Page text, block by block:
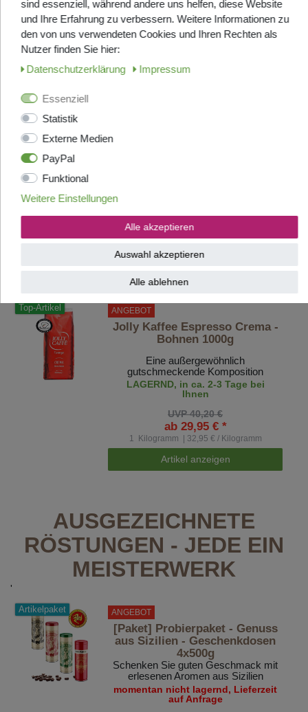
Kommt frisch aus Italien, Lieferzeit
ca. 7-9 Tage
1 Kilogramm | 32,49 € / Kilogramm
Ihnen
ab 25,95 € *
Top-Artikel ANGEBOT
Jolly Kaffee Espresso Crema -
Bohnen 1000g
Eine außergewöhnlich
gutschmeckende Komposition
LAGERND, in ca. 2-3 Tage bei
Ihnen
UVP 40,20 €
ab 29,95 € *
1 Kilogramm | 32,95 € / Kilogramm
Artikel anzeigen
AUSGEZEICHNETE
RÖSTUNGEN - JEDE EIN
MEISTERWERK
'
Artikelpaket ANGEBOT
[Paket] Probierpaket - Genuss
aus Sizilien - Geschenkdosen
4x500g
Schenken Sie guten Geschmack mit
erlesenen Aromen aus Sizilien
momentan nicht lagernd, Lieferzeit
auf Anfrage
sind essenziell, während andere uns helfen, diese Website
und Ihre Erfahrung zu verbessern. Weitere Informationen zu
den von uns verwendeten Cookies und Ihren Rechten als
Nutzer finden Sie hier:
Daten­schutz­erklärung
Impressum
Essenziell
Statistik
Externe Medien
PayPal
Funktional
Weitere Einstellungen
Alle akzeptieren
Auswahl akzeptieren
Alle ablehnen